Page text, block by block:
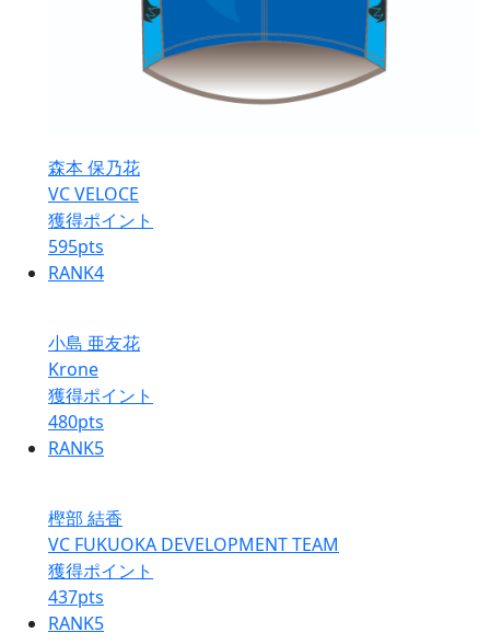
森本 保乃花
VC VELOCE
獲得ポイント
595pts
RANK4
小島 亜友花
Krone
獲得ポイント
480pts
RANK5
樫部 結香
VC FUKUOKA DEVELOPMENT TEAM
獲得ポイント
437pts
RANK5